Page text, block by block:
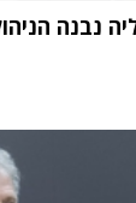
נבנה